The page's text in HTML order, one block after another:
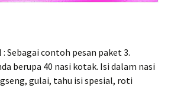
Sebagai contoh pesan paket 3.
berupa 40 nasi kotak. Isi dalam nasi
gulai, tahu isi spesial, roti